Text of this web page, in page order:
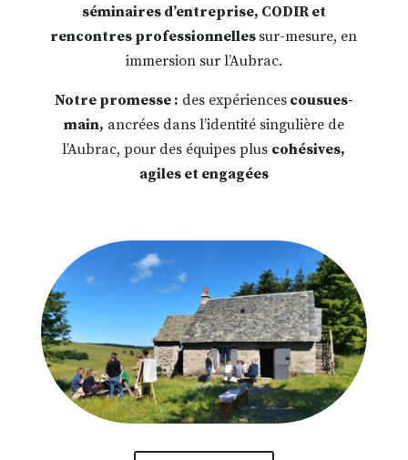
séminaires d’entreprise, CODIR et
rencontres professionnelles sur-mesure, en
immersion sur l’Aubrac.
Notre promesse : des expériencescousues-
main, ancrées dans l’identité singulière de
l’Aubrac, pour des équipes plus cohésives,
agiles et engagées